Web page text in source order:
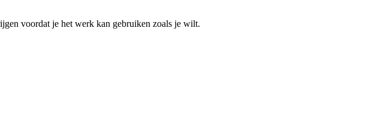
voordat je het werk kan gebruiken zoals je wilt.